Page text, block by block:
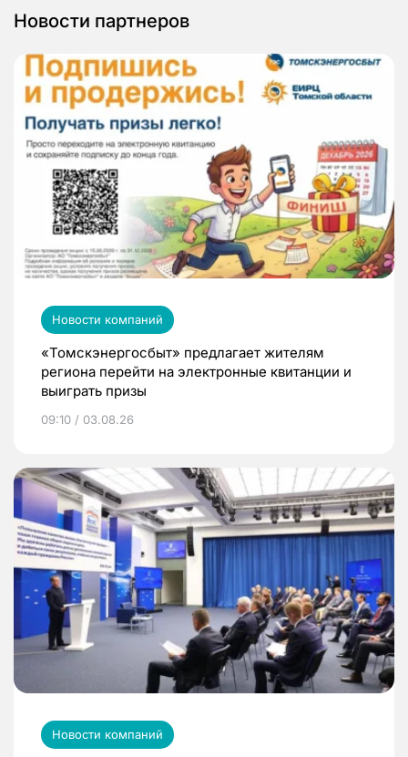
Новости партнеров
Новости компаний
«Томскэнергосбыт» предлагает жителям
региона перейти на электронные квитанции и
выиграть призы
09:10 / 03.08.26
Новости компаний